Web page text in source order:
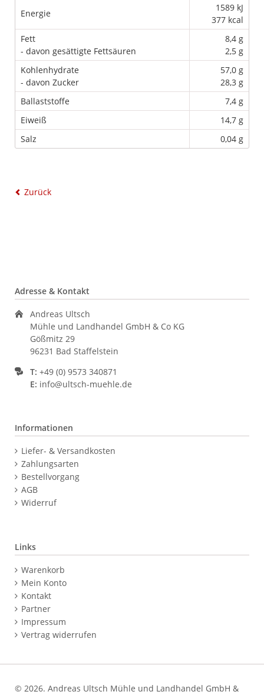
Energie
1589 kJ
377 kcal
Fett
- davon gesättigte Fettsäuren
8,4 g
2,5 g
Kohlenhydrate
- davon Zucker
57,0 g
28,3 g
Ballaststoffe
7,4 g
Eiweiß
14,7 g
Salz
0,04 g
Zurück
Adresse & Kontakt
Andreas Ultsch
Mühle und Landhandel GmbH & Co KG
Gößmitz 29
96231 Bad Staffelstein
T: +49 (0) 9573 340871
E: info@ultsch-muehle.de
Informationen
Navigation
überspringen
Liefer- & Versandkosten
Zahlungsarten
Bestellvorgang
AGB
Widerruf
Links
Navigation
überspringen
Warenkorb
Mein Konto
Kontakt
Partner
Impressum
Vertrag widerrufen
© 2026. Andreas Ultsch Mühle und Landhandel GmbH &